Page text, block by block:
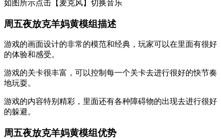
如图所示点击【麦克风】切换音乐
周五夜放克羊妈黄模组描述
游戏的画面设计的非常的模范和经典，玩家可以在里面有很好
的体验和感受。
游戏的关卡很丰富，可以控制每一个关卡去进行很好的快节奏
地玩耍。
游戏的内容特别精彩，里面还有各种障碍物的出现去进行很好
的躲避。
周五夜放克羊妈黄模组优势